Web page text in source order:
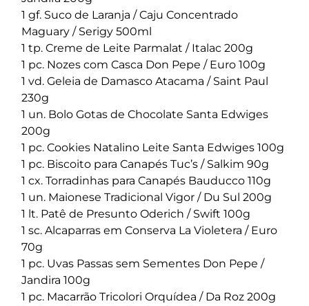
1 gf. Suco de Laranja / Caju Concentrado
Maguary / Serigy 500ml
1 tp. Creme de Leite Parmalat / Italac 200g
1 pc. Nozes com Casca Don Pepe / Euro 100g
1 vd. Geleia de Damasco Atacama / Saint Paul
230g
1 un. Bolo Gotas de Chocolate Santa Edwiges
200g
1 pc. Cookies Natalino Leite Santa Edwiges 100g
1 pc. Biscoito para Canapés Tuc’s / Salkim 90g
1 cx. Torradinhas para Canapés Bauducco 110g
1 un. Maionese Tradicional Vigor / Du Sul 200g
1 lt. Patê de Presunto Oderich / Swift 100g
1 sc. Alcaparras em Conserva La Violetera / Euro
70g
1 pc. Uvas Passas sem Sementes Don Pepe /
Jandira 100g
1 pc. Macarrão Tricolori Orquídea / Da Roz 200g